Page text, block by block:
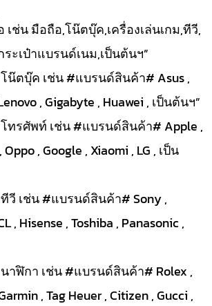
เช่น มือถือ,โน๊ตบุ๊ค,เครื่องเล่นเกม,ทีวี,
ะเป๋าแบรนด์เนม,เป็นต้นฯ”
น๊ตบุ๊ค เช่น #แบรนด์สินค้า# Asus ,
, Gigabyte , Huawei , เป็นต้นฯ”
ทรศัพท์ เช่น #แบรนด์สินค้า# Apple ,
, Google , Xiaomi , LG , เป็น
วี เช่น #แบรนด์สินค้า# Sony ,
, Hisense , Toshiba , Panasonic ,
าฬิกา เช่น #แบรนด์สินค้า# Rolex ,
, Tag Heuer , Citizen , Gucci ,